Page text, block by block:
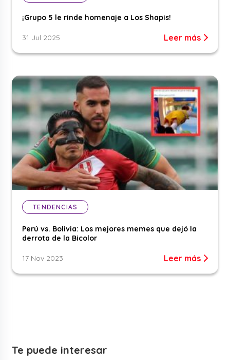
¡Grupo 5 le rinde homenaje a Los Shapis!
31 Jul 2025 Leer más
TENDENCIAS
Perú vs. Bolivia: Los mejores memes que dejó la
derrota de la Bicolor
17 Nov 2023 Leer más
Te puede interesar